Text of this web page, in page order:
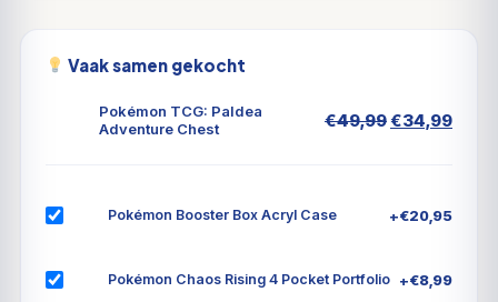
in de regio Paldea! Bereid je voor op de strijd met
strijdlustige Pokémon. Open een set boosterpacks
verzameling laten zien met een mini-portfolio en een
Vaak samen gekocht
Pokémon TCG: Paldea
Adventure Chest
€49,99€34,99
Pokémon Booster Box Acryl Case +€20,95
Pokémon Chaos Rising 4 Pocket Portfolio +€8,99